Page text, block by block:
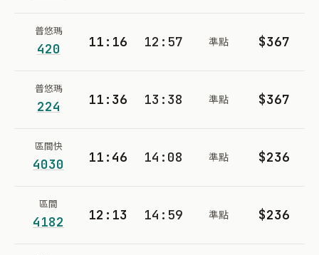
普悠瑪
420 11:16 12:57 準點 $367
普悠瑪
224 11:36 13:38 準點 $367
區間快
4030 11:46 14:08 準點 $236
區間
4182 12:13 14:59 準點 $236